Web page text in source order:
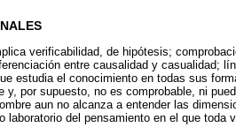
verificabilidad, de hipótesis;
entre causalidad y casualidad;
estudia el conocimiento en todas sus
y, por supuesto, no es comprobable, ni
aun no alcanza a entender las
laboratorio del pensamiento en el que toda